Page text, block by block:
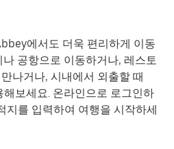
에서도 더욱 편리하게 이동
공항으로 이동하거나, 레스토
나거나, 시내에서 외출할 때
보세요. 온라인으로 로그인하
지를 입력하여 여행을 시작하세